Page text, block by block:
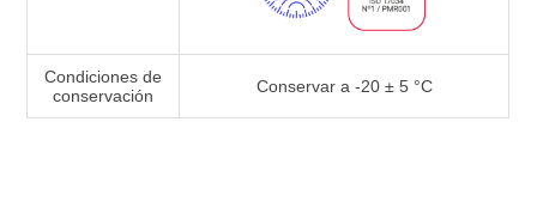
Condiciones de
conservación
Conservar a -20 ± 5 °C